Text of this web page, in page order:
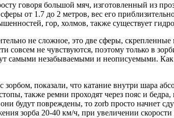
говоря большой мяч, изготовленный из
от 1.7 до 2 метров, вес его
гор, холмов, также существует
не сложное, это две сферы,
совсем не чувствуются, поэтому только в
самыми незабываемыми и неописуемыми.
показали, что катание внутри шара
также ремни проходят через пояс и
будут повреждены, то zorb просто начнет
зорба 20-40 км/ч, при увеличении